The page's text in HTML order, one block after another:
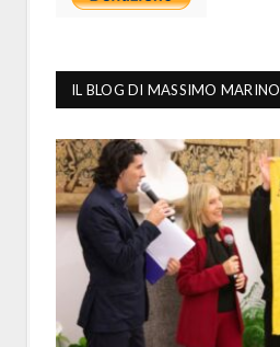
IL BLOG DI MASSIMO MARINO